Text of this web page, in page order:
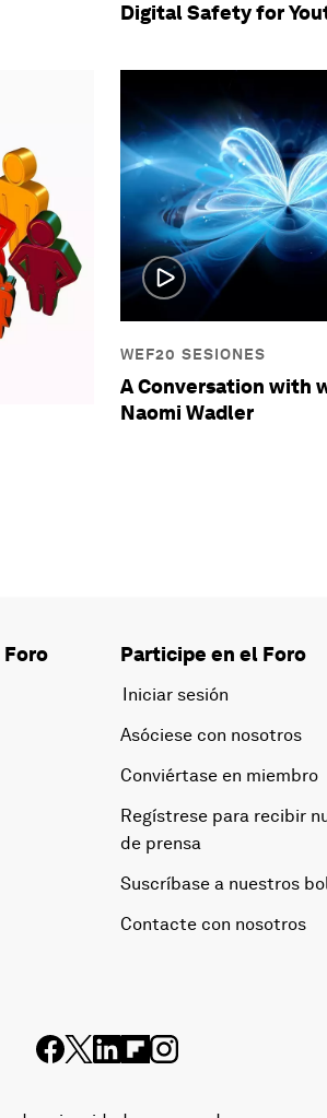
Digital Safety for
WEF20 SESIONES
A Conversation with
Naomi Wadler
Participe en el Foro
Iniciar sesión
Asóciese con nosotros
Conviértase en miembro
Regístrese para recibir
de prensa
Suscríbase a nuestros
Contacte con nosotros